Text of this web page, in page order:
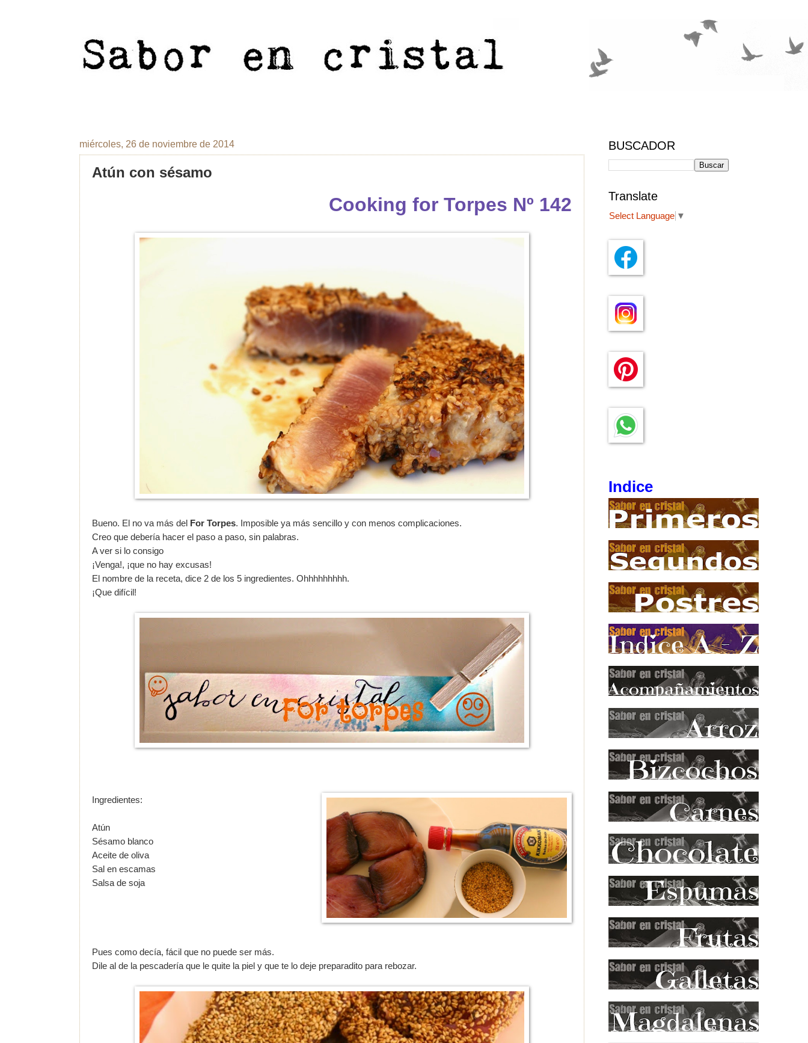
miércoles, 26 de noviembre de 2014
Atún con sésamo
Cooking for Torpes Nº 142
Bueno. El no va más del For Torpes. Imposible ya más sencillo y con menos complicaciones.
Creo que debería hacer el paso a paso, sin palabras.
A ver si lo consigo
¡Venga!, ¡que no hay excusas!
El nombre de la receta, dice 2 de los 5 ingredientes. Ohhhhhhhhh.
¡Que difícil!
Ingredientes:
Atún
Sésamo blanco
Aceite de oliva
Sal en escamas
Salsa de soja
Pues como decía, fácil que no puede ser más.
Dile al de la pescadería que le quite la piel y que te lo deje preparadito para rebozar.
BUSCADOR
Translate
Select Language ▼
Indice